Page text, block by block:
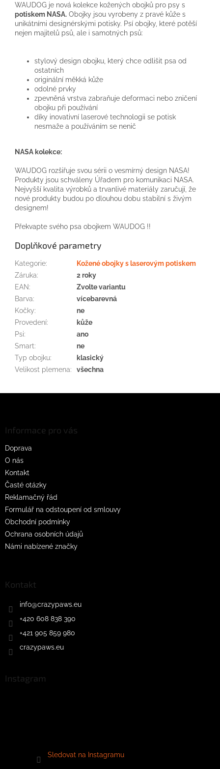
WAUDOG je nová kolekce kožených obojků pro psy s
potiskem NASA. Obojky jsou vyrobeny z pravé kůže s
unikátními designérskými potisky. Psí obojky které potěší
nejen majitelů psů , ale i samotných psů:
stylový design obojku který chce odlišit psa od
ostatních
originální měkká kůže
odolné prvky
zpevněná vrstva zabraňuje deformaci nebo zničení
obojku při používání
díky inovativní laserové technologii se potisk
nesmaže a používáním se nenič
NASA kolekce:
WAUDOG rozšiřuje svou sérii o vesmírný design NASA!
Produkty jsou schváleny Úřadem pro komunikaci NASA.
Nejvyšší kvalita výrobků a trvanlivé materiály zaručují , že
nové produkty budou po dlouhou dobu stabilní s živým
designem!
Překvapte svého psa obojkem WAUDOG !!
Doplňkové parametry
Kategorie:
Kožené obojky s laserovým potiskem
Záruka:
2 roky
EAN:
Zvolte variantu
Barva:
vícebarevná
Kočky:
ne
Provedení:
kůže
Psi:
ano
Smart:
ne
Typ obojku:
klasický
Velikost plemena: všechna
Informace pro vás
Doprava
O nás
Kontakt
Časté otázky
Reklamačný řád
Formulář na odstoupení od smlouvy
Obchodní podmínky
Ochrana osobních údajů
Námi nabízené značky
Kontakt
info@crazypaws.eu
+420 608 838 390
+421 905 859 980
crazypaws.eu
Instagram
Sledovat na Instagramu